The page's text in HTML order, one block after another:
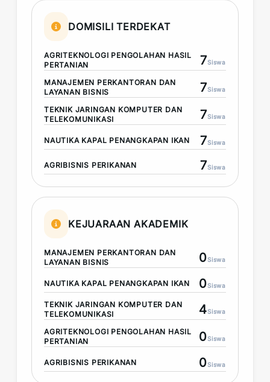
DOMISILI TERDEKAT
AGRITEKNOLOGI PENGOLAHAN HASIL
PERTANIAN
7Siswa
MANAJEMEN PERKANTORAN DAN
LAYANAN BISNIS
7Siswa
TEKNIK JARINGAN KOMPUTER DAN
TELEKOMUNIKASI
7Siswa
NAUTIKA KAPAL PENANGKAPAN IKAN 7Siswa
AGRIBISNIS PERIKANAN 7Siswa
KEJUARAAN AKADEMIK
MANAJEMEN PERKANTORAN DAN
LAYANAN BISNIS
0Siswa
NAUTIKA KAPAL PENANGKAPAN IKAN 0Siswa
TEKNIK JARINGAN KOMPUTER DAN
TELEKOMUNIKASI
4Siswa
AGRITEKNOLOGI PENGOLAHAN HASIL
PERTANIAN
0Siswa
AGRIBISNIS PERIKANAN 0Siswa